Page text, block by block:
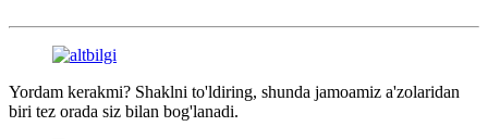
Yordam kerakmi? Shaklni to'ldiring, shunda jamoamiz a'zolaridan
biri tez orada siz bilan bog'lanadi.